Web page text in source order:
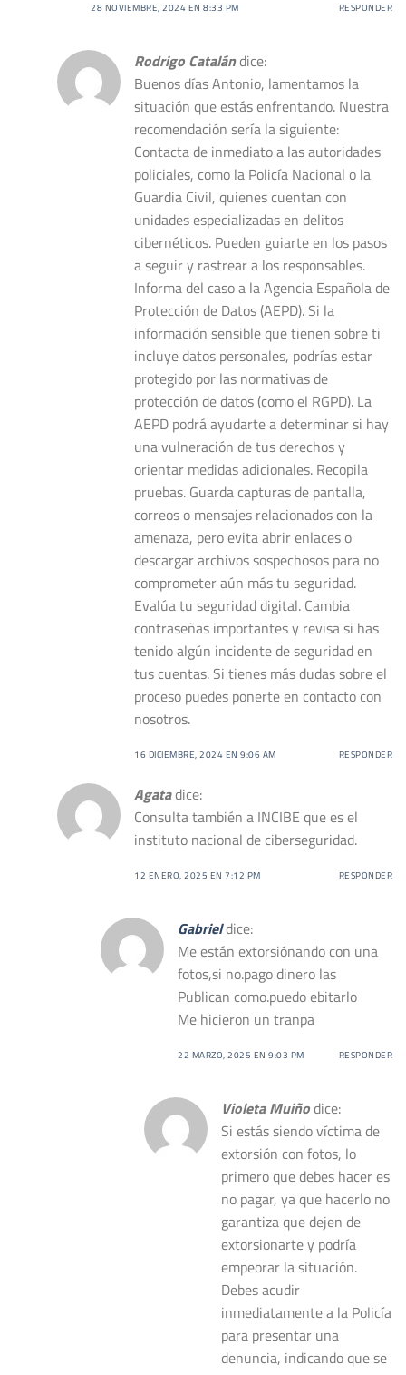
28 NOVIEMBRE, 2024 EN 8:33 PM RESPONDER
Rodrigo Catalándice:
Buenos días Antonio, lamentamos la
situación que estás enfrentando. Nuestra
recomendación sería la siguiente:
Contacta de inmediato a las autoridades
policiales, como la Policía Nacional o la
Guardia Civil, quienes cuentan con
unidades especializadas en delitos
cibernéticos. Pueden guiarte en los pasos
a seguir y rastrear a los responsables.
Informa del caso a la Agencia Española de
Protección de Datos (AEPD). Si la
información sensible que tienen sobre ti
incluye datos personales, podrías estar
protegido por las normativas de
protección de datos (como el RGPD). La
AEPD podrá ayudarte a determinar si hay
una vulneración de tus derechos y
orientar medidas adicionales. Recopila
pruebas. Guarda capturas de pantalla,
correos o mensajes relacionados con la
amenaza, pero evita abrir enlaces o
descargar archivos sospechosos para no
comprometer aún más tu seguridad.
Evalúa tu seguridad digital. Cambia
contraseñas importantes y revisa si has
tenido algún incidente de seguridad en
tus cuentas. Si tienes más dudas sobre el
proceso puedes ponerte en contacto con
nosotros.
16 DICIEMBRE, 2024 EN 9:06 AM RESPONDER
Agatadice:
Consulta también a INCIBE que es el
instituto nacional de ciberseguridad.
12 ENERO, 2025 EN 7:12 PM RESPONDER
Gabrieldice:
Me están extorsiónando con una
fotos,si no.pago dinero las
Publican como.puedo ebitarlo
Me hicieron un tranpa
22 MARZO, 2025 EN 9:03 PM RESPONDER
Violeta Muiñodice:
Si estás siendo víctima de
extorsión con fotos, lo
primero que debes hacer es
no pagar, ya que hacerlo no
garantiza que dejen de
extorsionarte y podría
empeorar la situación.
Debes acudir
inmediatamente a la Policía
para presentar una
denuncia, indicando que se